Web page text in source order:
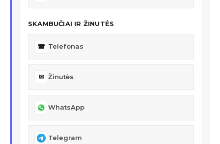
SKAMBUČIAI IR ŽINUTĖS
☎ Telefonas
✉ Žinutės
WhatsApp
Telegram